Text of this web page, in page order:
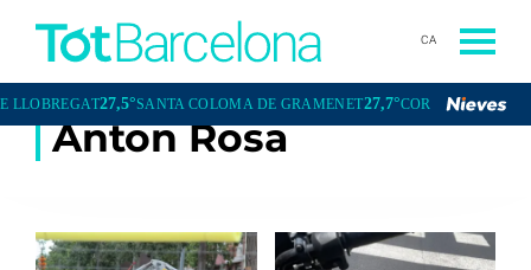
CA
27,5°SANTA COLOMA DE GRAMENET27,7°CORNELLÀ DE
Anton Rosa